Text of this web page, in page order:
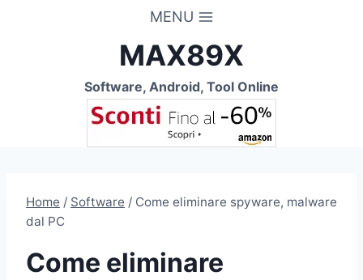
MENU
MAX89X
Software, Android, Tool Online
Home / Software / Come eliminare spyware, malware
dal PC
Come eliminare